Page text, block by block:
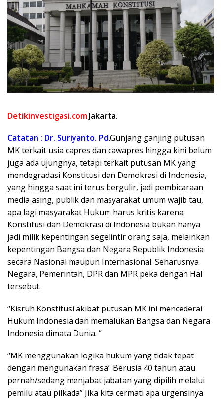
Detikinvestigasi.com.Jakarta.
Catatan : Dr. Suriyanto. Pd.Gunjang ganjing putusan
MK terkait usia capres dan cawapres hingga kini belum
juga ada ujungnya, tetapi terkait putusan MK yang
mendegradasi Konstitusi dan Demokrasi di Indonesia,
yang hingga saat ini terus bergulir, jadi pembicaraan
media asing, publik dan masyarakat umum wajib tau,
apa lagi masyarakat Hukum harus kritis karena
Konstitusi dan Demokrasi di Indonesia bukan hanya
jadi milik kepentingan segelintir orang saja, melainkan
kepentingan Bangsa dan Negara Republik Indonesia
secara Nasional maupun Internasional. Seharusnya
Negara, Pemerintah, DPR dan MPR peka dengan Hal
tersebut.
“Kisruh Konstitusi akibat putusan MK ini mencederai
Hukum Indonesia dan memalukan Bangsa dan Negara
Indonesia dimata Dunia. “
“MK menggunakan logika hukum yang tidak tepat
dengan mengunakan frasa” Berusia 40 tahun atau
pernah/sedang menjabat jabatan yang dipilih melalui
pemilu atau pilkada” Jika kita cermati apa urgensinya